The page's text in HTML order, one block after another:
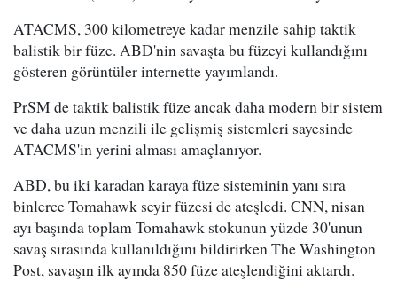
ATACMS, 300 kilometreye kadar menzile sahip taktik
balistik bir füze. ABD'nin savaşta bu füzeyi kullandığını
gösteren görüntüler internette yayımlandı.
PrSM de taktik balistik füze ancak daha modern bir sistem
ve daha uzun menzili ile gelişmiş sistemleri sayesinde
ATACMS'in yerini alması amaçlanıyor.
ABD, bu iki karadan karaya füze sisteminin yanı sıra
binlerce Tomahawk seyir füzesi de ateşledi. CNN, nisan
ayı başında toplam Tomahawk stokunun yüzde 30'unun
savaş sırasında kullanıldığını bildirirken The Washington
Post, savaşın ilk ayında 850 füze ateşlendiğini aktardı.